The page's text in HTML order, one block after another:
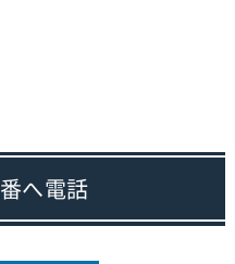
番へ電話